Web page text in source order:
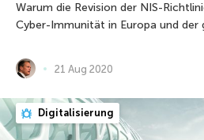
Warum die Revision der NIS-
Cyber-Immunität in Europa und der
21 Aug 2020
Digitalisierung